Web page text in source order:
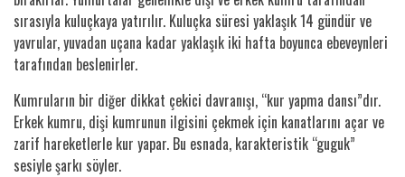
sırasıyla kuluçkaya yatırılır. Kuluçka süresi yaklaşık 14 gündür ve
yavrular, yuvadan uçana kadar yaklaşık iki hafta boyunca ebeveynleri
tarafından beslenirler.
Kumruların bir diğer dikkat çekici davranışı, “kur yapma dansı”dır.
Erkek kumru, dişi kumrunun ilgisini çekmek için kanatlarını açar ve
zarif hareketlerle kur yapar. Bu esnada, karakteristik “guguk”
sesiyle şarkı söyler.